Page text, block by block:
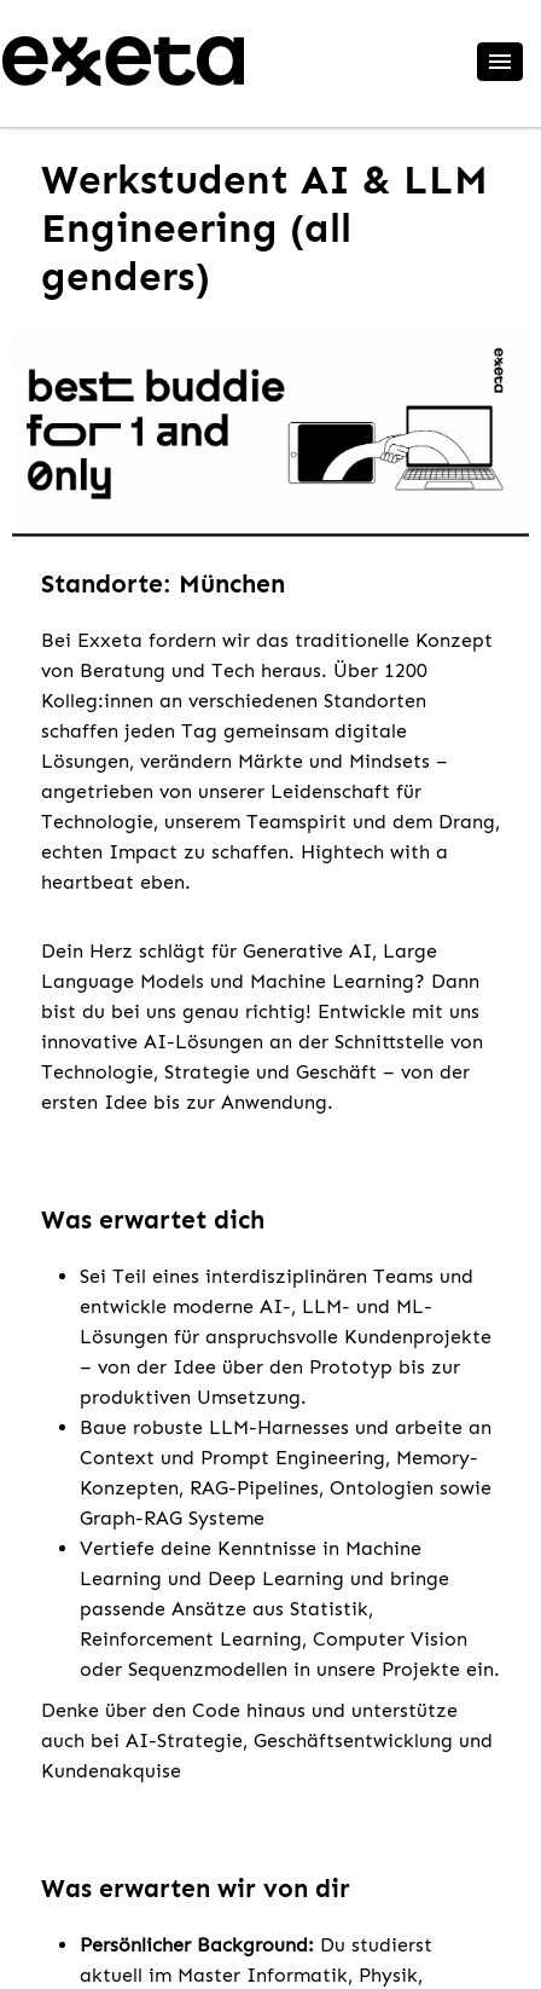
Werkstudent AI & LLM
Engineering (all
genders)
Standorte: München
Bei Exxeta fordern wir das traditionelle Konzept
von Beratung und Tech heraus. Über 1200
Kolleg:innen an verschiedenen Standorten
schaffen jeden Tag gemeinsam digitale
Lösungen, verändern Märkte und Mindsets –
angetrieben von unserer Leidenschaft für
Technologie, unserem Teamspirit und dem Drang,
echten Impact zu schaffen. Hightech with a
heartbeat eben.
Dein Herz schlägt für Generative AI, Large
Language Models und Machine Learning? Dann
bist du bei uns genau richtig! Entwickle mit uns
innovative AI-Lösungen an der Schnittstelle von
Technologie, Strategie und Geschäft – von der
ersten Idee bis zur Anwendung.
Was erwartet dich
Sei Teil eines interdisziplinären Teams und
entwickle moderne AI-, LLM- und ML-
Lösungen für anspruchsvolle Kundenprojekte
– von der Idee über den Prototyp bis zur
produktiven Umsetzung.
Baue robuste LLM-Harnesses und arbeite an
Context und Prompt Engineering, Memory-
Konzepten, RAG-Pipelines, Ontologien sowie
Graph-RAG Systeme
Vertiefe deine Kenntnisse in Machine
Learning und Deep Learning und bringe
passende Ansätze aus Statistik,
Reinforcement Learning, Computer Vision
oder Sequenzmodellen in unsere Projekte ein.
Denke über den Code hinaus und unterstütze
auch bei AI-Strategie, Geschäftsentwicklung und
Kundenakquise
Was erwarten wir von dir
Persönlicher Background: Du studierst
aktuell im Master Informatik, Physik,